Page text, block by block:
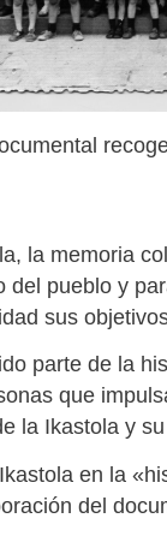
la memoria
pueblo y
sus
parte de la
que
la Ikastola y
en la
del